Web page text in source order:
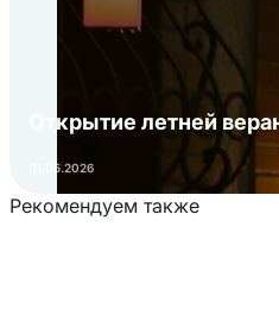
Открытие летней
01.05.2026
Рекомендуем также